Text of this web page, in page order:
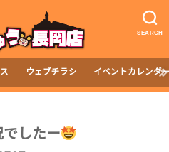
SEARCH
ウェブチラシ イベントカレンダ
したー